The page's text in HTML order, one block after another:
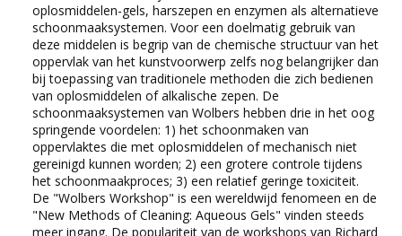
oplosmiddelen-gels, harszepen en enzymen als alternatieve
schoonmaaksystemen. Voor een doelmatig gebruik van
deze middelen is begrip van de chemische structuur van het
oppervlak van het kunstvoorwerp zelfs nog belangrijker dan
bij toepassing van traditionele methoden die zich bedienen
van oplosmiddelen of alkalische zepen. De
schoonmaaksystemen van Wolbers hebben drie in het oog
springende voordelen: 1) het schoonmaken van
oppervlaktes die met oplosmiddelen of mechanisch niet
gereinigd kunnen worden; 2) een grotere controle tijdens
het schoonmaakproces; 3) een relatief geringe toxiciteit.
De "Wolbers Workshop" is een wereldwijd fenomeen en de
"New Methods of Cleaning: Aqueous Gels" vinden steeds
meer ingang. De populariteit van de workshops van Richard